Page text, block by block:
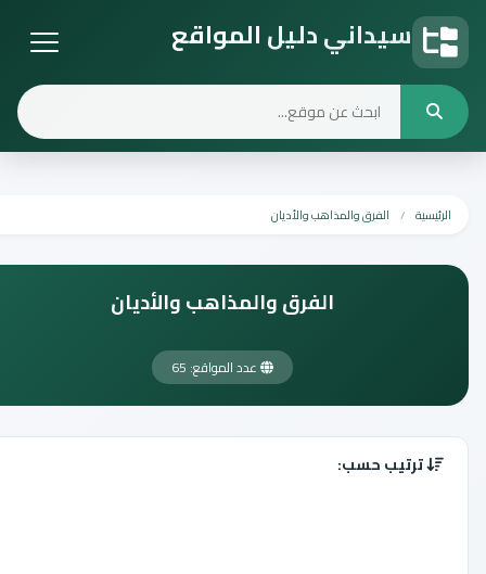
سيداني دليل المواقع
دليل المواقع
الرئيسية الفرق والمذاهب والأديان
الفرق والمذاهب والأديان
عدد المواقع: 65
ترتيب حسب: